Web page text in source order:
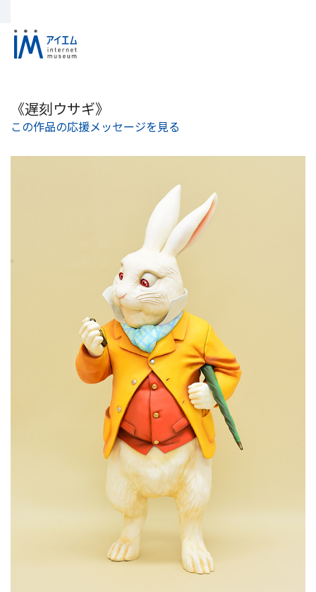
《遅刻ウサギ》
この作品の応援メッセージを見る